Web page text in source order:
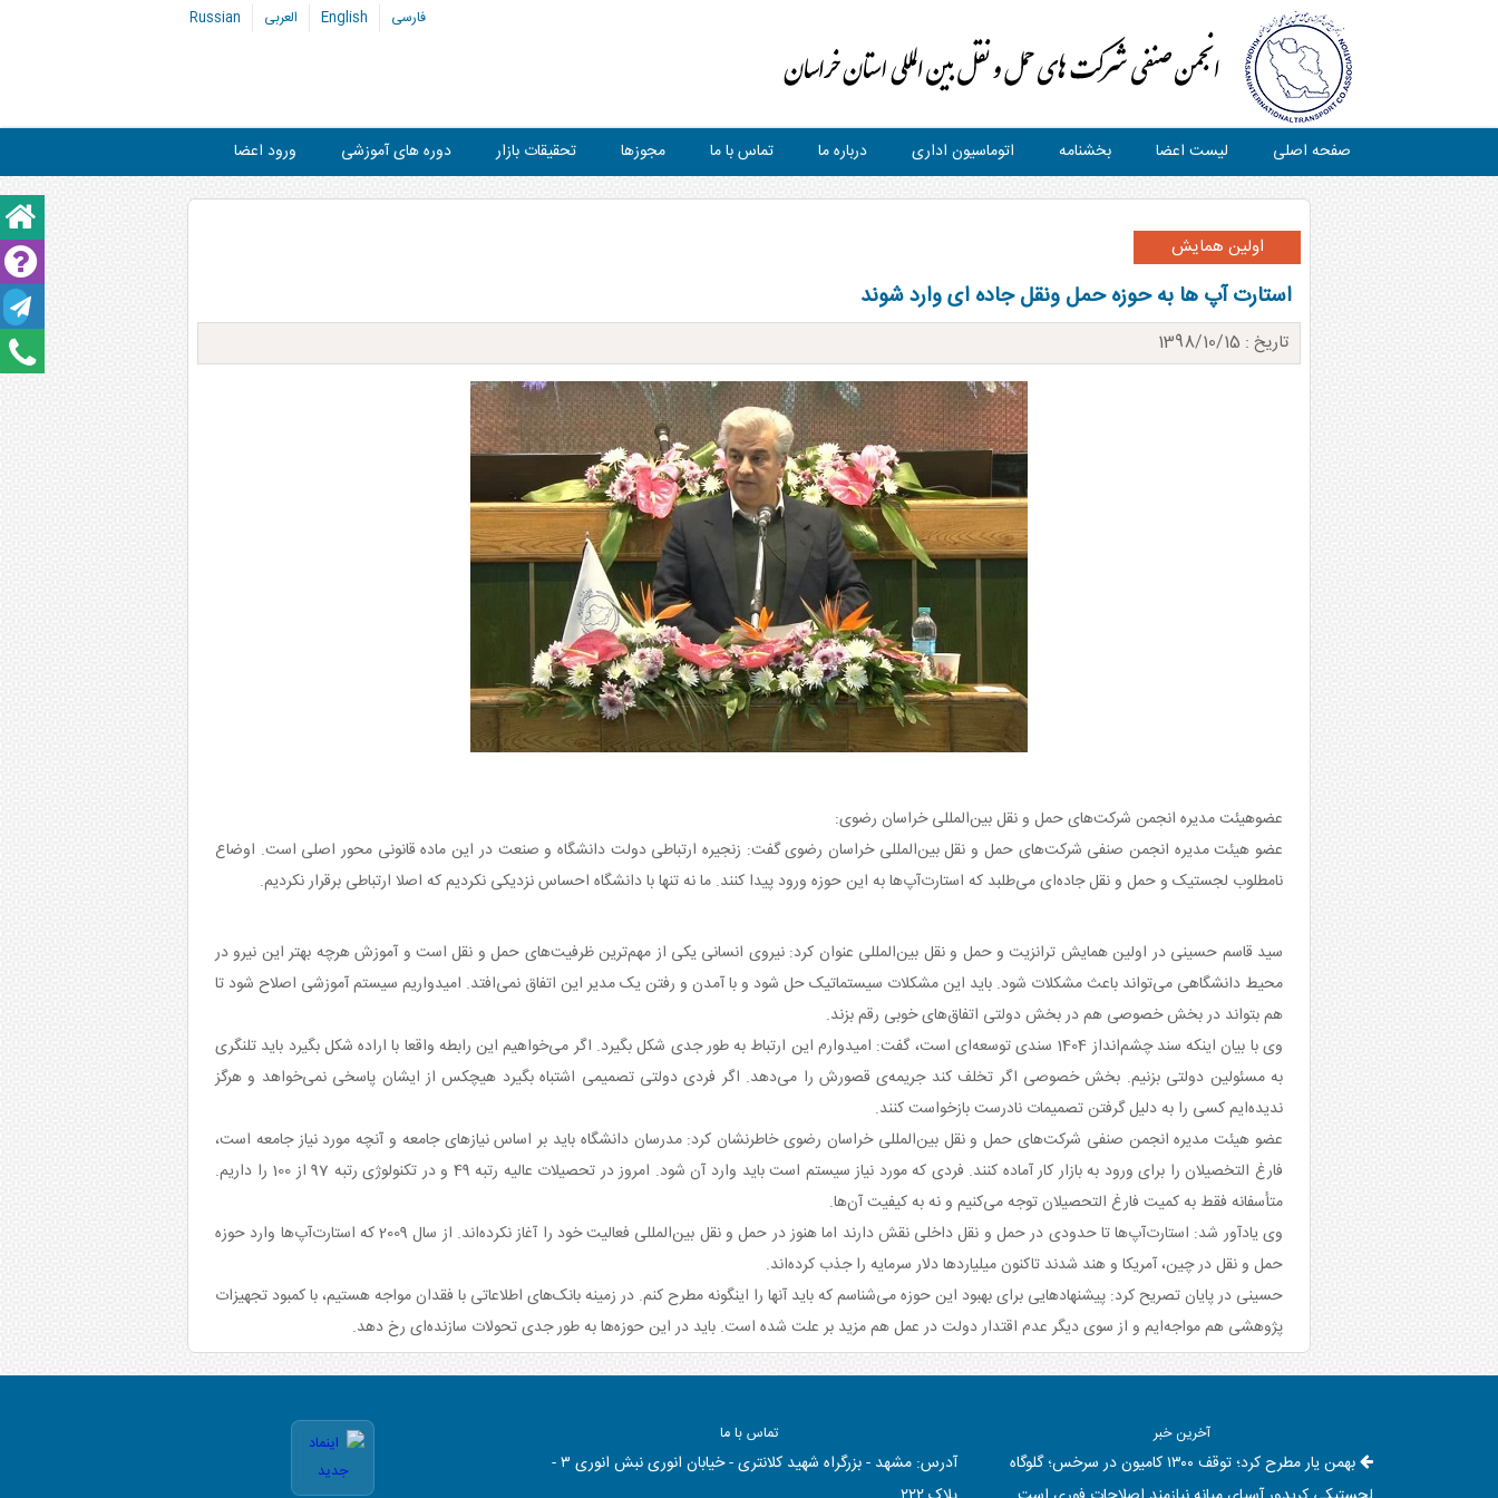
فارسی English العربی Russian
صفحه اصلی لیست اعضا بخشنامه اتوماسیون اداری درباره ما تماس با ما مجوزها تحقیقات بازار دوره های آموزشی ورود اعضا
اولین همایش
استارت آپ ها به حوزه حمل ونقل جاده ای وارد شوند
تاریخ : 1398/10/15
عضوهیئت مدیره انجمن شرکت‌های حمل و نقل بین‌المللی خراسان رضوی:
عضو هیئت مدیره انجمن صنفی شرکت‌های حمل و نقل بین‌المللی خراسان رضوی گفت: زنجیره ارتباطی دولت دانشگاه و صنعت در این ماده قانونی محور اصلی است. اوضاع
نامطلوب لجستیک و حمل و نقل جاده‌ای می‌طلبد که استارت‌آپ‌ها به این حوزه ورود پیدا کنند. ما نه تنها با دانشگاه احساس نزدیکی نکردیم که اصلا ارتباطی برقرار نکردیم.
سید قاسم حسینی در اولین همایش ترانزیت و حمل و نقل بین‌المللی عنوان کرد: نیروی انسانی یکی از مهم‌ترین ظرفیت‌های حمل و نقل است و آموزش هرچه بهتر این نیرو در
محیط دانشگاهی می‌تواند باعث مشکلات شود. باید این مشکلات سیستماتیک حل شود و با آمدن و رفتن یک مدیر این اتفاق نمی‌افتد. امیدواریم سیستم آموزشی اصلاح شود تا
هم بتواند در بخش خصوصی هم در بخش دولتی اتفاق‌های خوبی رقم بزند.
وی با بیان اینکه سند چشم‌انداز 1404 سندی توسعه‌ای است، گفت: امیدوارم این ارتباط به طور جدی شکل بگیرد. اگر می‌خواهیم این رابطه واقعا با اراده شکل بگیرد باید تلنگری
به مسئولین دولتی بزنیم. بخش خصوصی اگر تخلف کند جریمه‌ی قصورش را می‌دهد. اگر فردی دولتی تصمیمی اشتباه بگیرد هیچکس از ایشان پاسخی نمی‌خواهد و هرگز
ندیده‌ایم کسی را به دلیل گرفتن تصمیمات نادرست بازخواست کنند.
عضو هیئت مدیره انجمن صنفی شرکت‌های حمل و نقل بین‌المللی خراسان رضوی خاطرنشان کرد: مدرسان دانشگاه باید بر اساس نیازهای جامعه و آنچه مورد نیاز جامعه است،
فارغ التخصیلان را برای ورود به بازار کار آماده کنند. فردی که مورد نیاز سیستم است باید وارد آن شود. امروز در تحصیلات عالیه رتبه 49 و در تکنولوژی رتبه 97 از 100 را داریم.
متأسفانه فقط به کمیت فارغ التحصیلان توجه می‌کنیم و نه به کیفیت آن‌ها.
وی یادآور شد: استارت‌آپ‌ها تا حدودی در حمل و نقل داخلی نقش دارند اما هنوز در حمل و نقل بین‌المللی فعالیت خود را آغاز نکرده‌اند. از سال 2009 که استارت‌آپ‌ها وارد حوزه
حمل و نقل در چین، آمریکا و هند شدند تاکنون میلیاردها دلار سرمایه را جذب کرده‌اند.
حسینی در پایان تصریح کرد: پیشنهاد‌هایی برای بهبود این حوزه می‌شناسم که باید آنها را اینگونه مطرح کنم. در زمینه بانک‌های اطلاعاتی با فقدان مواجه هستیم، با کمبود تجهیزات
پژوهشی هم مواجه‌ایم و از سوی دیگر عدم اقتدار دولت در عمل هم مزید بر علت شده است. باید در این حوزه‌ها به طور جدی تحولات سازنده‌ای رخ دهد.
آخرین خبر
بهمن یار مطرح کرد؛ توقف ۱۳۰۰ کامیون در سرخس؛ گلوگاه
تماس با ما
آدرس: مشهد - بزرگراه شهید کلانتری - خیابان انوری نبش انوری ٣ -